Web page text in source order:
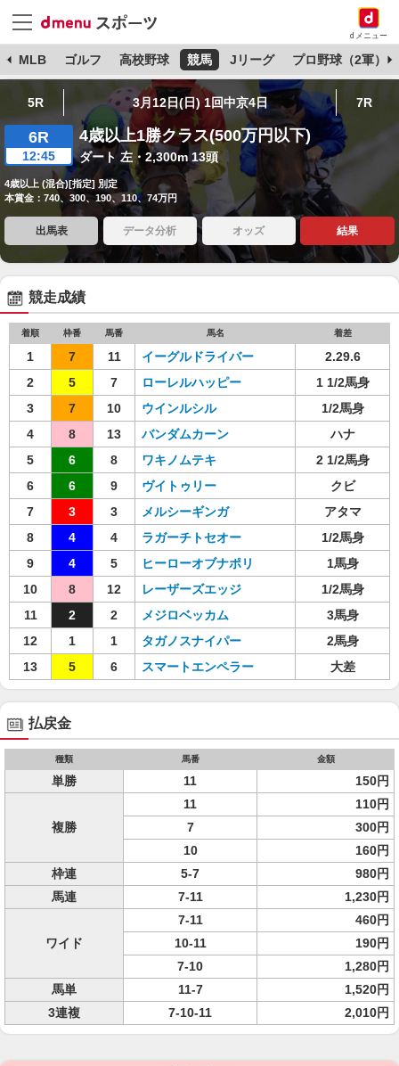
dメニュー
MLB ゴルフ 高校野球 競馬 Jリーグ プロ野球（2軍）
5R 3月12日(日) 1回中京4日 7R
6R
12:45
4歳以上1勝クラス(500万円以下)
ダート 左・2,300m 13頭
4歳以上 (混合)[指定] 別定
本賞金：740、300、190、110、74万円
出馬表 データ分析 オッズ 結果
競走成績
着順 枠番 馬番 馬名 着差
1 7 11 イーグルドライバー
2.29.6
2
5 7 ローレルハッピー
1 1/2馬身
3
7 10 ウインルシル
1/2馬身
4
8 13 バンダムカーン
ハナ
5
6 8 ワキノムテキ
2 1/2馬身
6
6 9 ヴイトゥリー
クビ
7
3 3 メルシーギンガ
アタマ
8
4 4 ラガーチトセオー
1/2馬身
9
4 5 ヒーローオブナポリ
1馬身
10
8 12 レーザーズエッジ
1/2馬身
11
2 2 メジロベッカム
3馬身
12
1 1 タガノスナイパー
2馬身
13
5 6 スマートエンペラー 大差
払戻金
種類 馬番 金額
単勝 11 150円
複勝
11
110円
7
300円
10
160円
枠連
5-7
980円
馬連
7-11 1,230円
ワイド
7-11
460円
10-11
190円
7-10
1,280円
馬単
11-7
1,520円
3連複
7-10-11 2,010円